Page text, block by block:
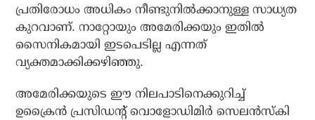
പ്രതിരോധം അധികം നീണ്ടുനില്‍ക്കാനുള്ള സാധ്യത
കുറവാണ്. നാറ്റോയും അമേരിക്കയും ഇതില്‍
സൈനികമായി ഇടപെടില്ല എന്നത്
വ്യക്തമാക്കിക്കഴിഞ്ഞു.
അമേരിക്കയുടെ ഈ നിലപാടിനെക്കുറിച്ച്
ഉക്രൈന്‍ പ്രസിഡന്റ് വൊളോഡിമിര്‍ സെലന്‍സ്‌കി